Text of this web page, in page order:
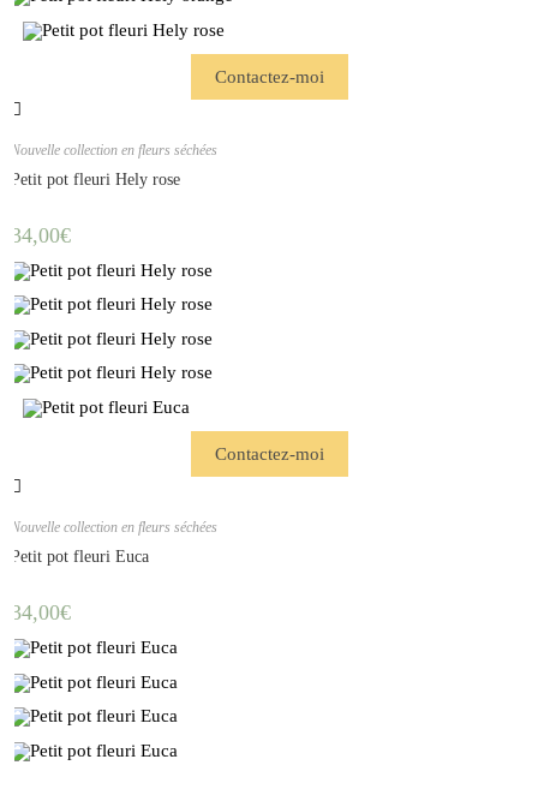
Contactez-moi
Nouvelle collection en fleurs séchées
Petit pot fleuri Hely rose
34,00€
Contactez-moi
Nouvelle collection en fleurs séchées
Petit pot fleuri Euca
34,00€